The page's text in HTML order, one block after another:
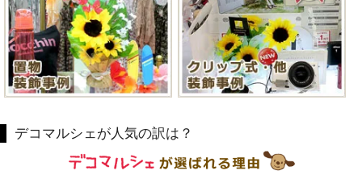
デコマルシェが人気の訳は？